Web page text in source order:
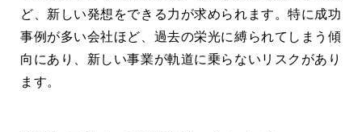
ど、新しい発想をできる力が求められます。特に成功
事例が多い会社ほど、過去の栄光に縛られてしまう傾
向にあり、新しい事業が軌道に乗らないリスクがあり
ます。